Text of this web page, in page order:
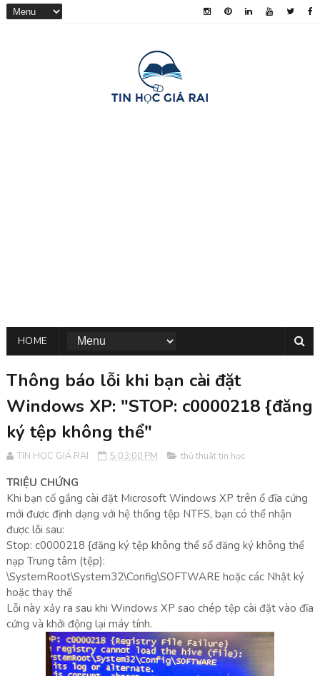
HOME
Thông báo lỗi khi bạn cài đặt
Windows XP: "STOP: c0000218 {đăng
ký tệp không thể"
TIN HỌC GIÁ RAI 5:03:00 PM thủ thuật tin học
TRIỆU CHỨNG
Khi bạn cố gắng cài đặt Microsoft Windows XP trên ổ đĩa cứng
mới được định dạng với hệ thống tệp NTFS, bạn có thể nhận
được lỗi sau:
Stop: c0000218 {đăng ký tệp không thể sổ đăng ký không thể
nạp Trung tâm (tệp):
\SystemRoot\System32\Config\SOFTWARE hoặc các Nhật ký
hoặc thay thế
Lỗi này xảy ra sau khi Windows XP sao chép tệp cài đặt vào đĩa
cứng và khởi động lại máy tính.